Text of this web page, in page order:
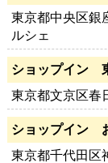
東京都中央区
ルシェ
ショップイン
東京都文京区
ショップイン
東京都千代田